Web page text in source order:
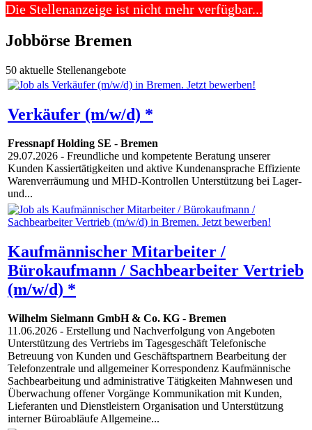
Die Stellenanzeige ist nicht mehr verfügbar...
Jobbörse Bremen
50 aktuelle Stellenangebote
Verkäufer (m/w/d) *
Fressnapf Holding SE - Bremen
29.07.2026 - Freundliche und kompetente Beratung unserer
Kunden Kassiertätigkeiten und aktive Kundenansprache Effiziente
Warenverräumung und MHD-Kontrollen Unterstützung bei Lager-
und...
Kaufmännischer Mitarbeiter /
Bürokaufmann / Sachbearbeiter Vertrieb
(m/w/d) *
Wilhelm Sielmann GmbH & Co. KG - Bremen
11.06.2026 - Erstellung und Nachverfolgung von Angeboten
Unterstützung des Vertriebs im Tagesgeschäft Telefonische
Betreuung von Kunden und Geschäftspartnern Bearbeitung der
Telefonzentrale und allgemeiner Korrespondenz Kaufmännische
Sachbearbeitung und administrative Tätigkeiten Mahnwesen und
Überwachung offener Vorgänge Kommunikation mit Kunden,
Lieferanten und Dienstleistern Organisation und Unterstützung
interner Büroabläufe Allgemeine...